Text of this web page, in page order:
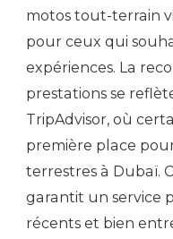
motos tout-terrain
pour ceux qui
expériences. La
prestations se
TripAdvisor, où
première place
terrestres à Dubaï.
garantit un service
récents et bien